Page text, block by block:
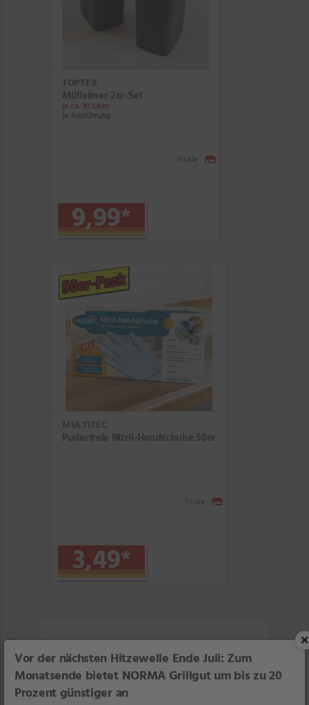
TOPTEX
Mülleimer 2er-Set
je ca. 10 Liter
je Ausführung
9,99*
Filiale
50er-Pack
MULTITEC
Puderfreie Nitril-Handschuhe 50er
3,49*
Filiale
Fjordkrone ×
Vor der nächsten Hitzewelle Ende Juli: Zum
Monatsende bietet NORMA Grillgut um bis zu 20
Prozent günstiger an